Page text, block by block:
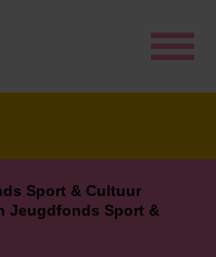
Sport & Cultuur
Jeugdfonds Sport &